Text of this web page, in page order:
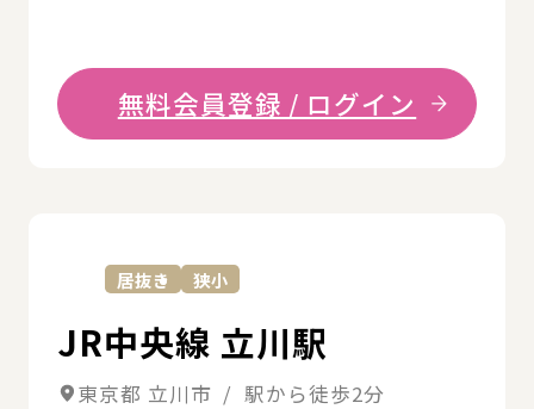
無料会員登録 / ログイン
居抜き 狭小
JR中央線 立川駅
東京都 立川市 / 駅から徒歩2分